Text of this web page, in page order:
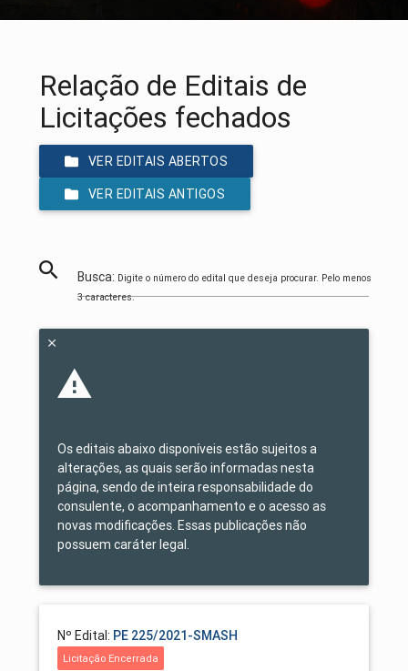
Relação de Editais de
Licitações fechados
VER EDITAIS ABERTOS
VER EDITAIS ANTIGOS
Busca: Digite o número do edital que deseja procurar. Pelo menos
3 caracteres.
Os editais abaixo disponíveis estão sujeitos a
alterações, as quais serão informadas nesta
página, sendo de inteira responsabilidade do
consulente, o acompanhamento e o acesso as
novas modificações. Essas publicações não
possuem caráter legal.
Nº Edital: PE 225/2021-SMASH
Licitação Encerrada